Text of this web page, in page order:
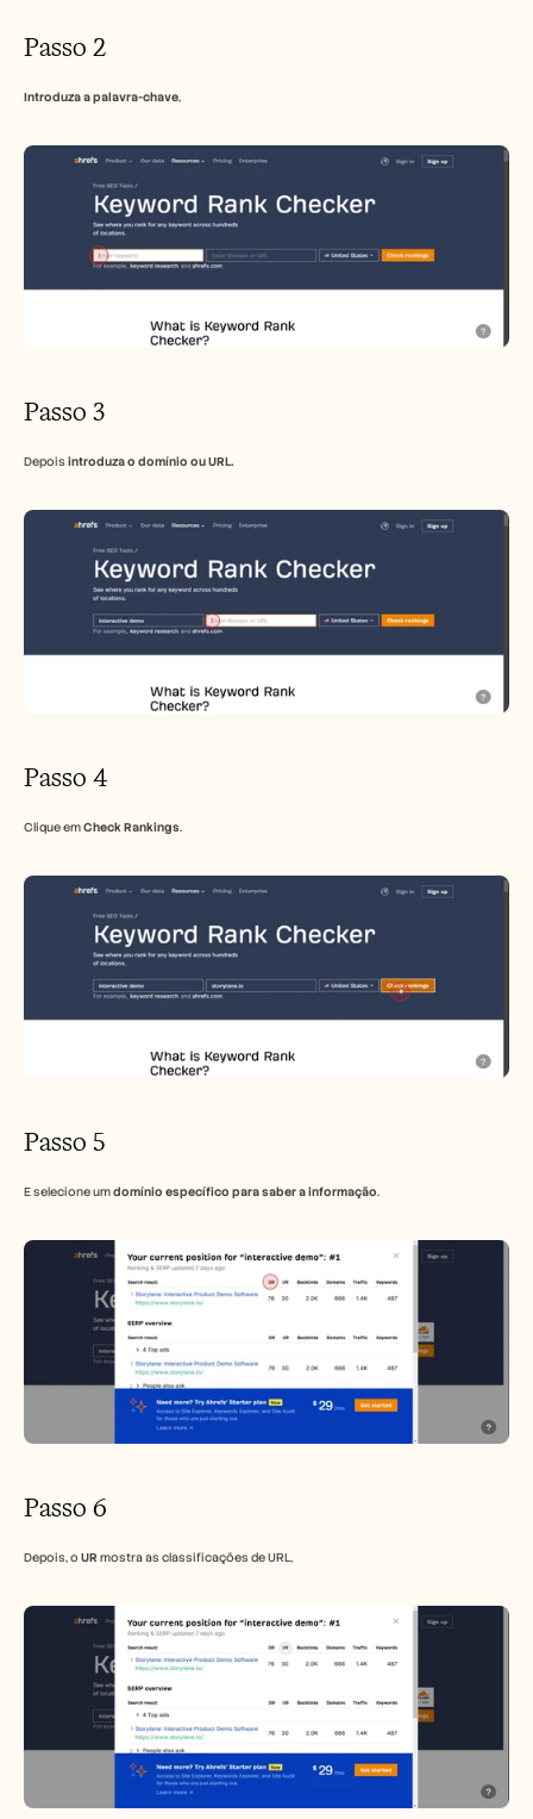
Passo 2
Introduza a palavra-chave,
Passo 3
Depois introduza o domínio ou URL.
Passo 4
Clique em Check Rankings.
Passo 5
E selecione um domínio específico para saber a informação.
Passo 6
Depois, o UR mostra as classificações de URL,